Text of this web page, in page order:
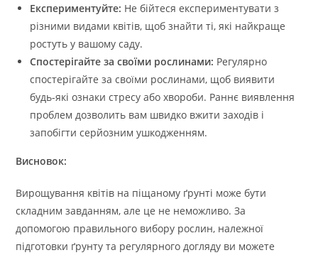
Експериментуйте: Не бійтеся експериментувати з
різними видами квітів, щоб знайти ті, які найкраще
ростуть у вашому саду.
Спостерігайте за своїми рослинами: Регулярно
спостерігайте за своїми рослинами, щоб виявити
будь-які ознаки стресу або хвороби. Раннє виявлення
проблем дозволить вам швидко вжити заходів і
запобігти серйозним ушкодженням.
Висновок:
Вирощування квітів на піщаному ґрунті може бути
складним завданням, але це не неможливо. За
допомогою правильного вибору рослин, належної
підготовки ґрунту та регулярного догляду ви можете